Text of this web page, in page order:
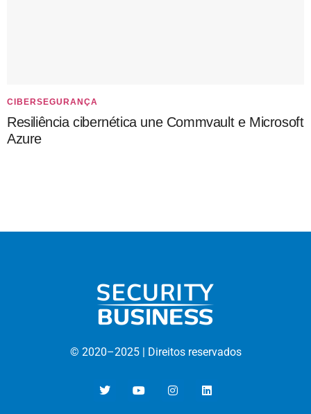
CIBERSEGURANÇA
Resiliência cibernética une Commvault e Microsoft
Azure
© 2020–2025 | Direitos reservados